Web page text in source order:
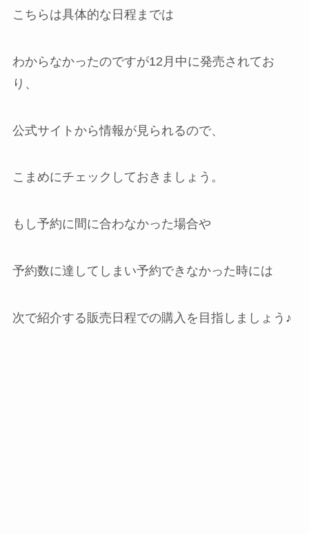
こちらは具体的な日程までは
わからなかったのですが12月中に発売されてお
り、
公式サイトから情報が見られるので、
こまめにチェックしておきましょう。
もし予約に間に合わなかった場合や
予約数に達してしまい予約できなかった時には
次で紹介する販売日程での購入を目指しましょう♪